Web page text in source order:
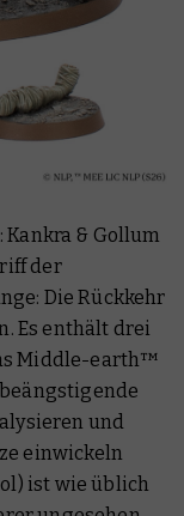
Kankra & Gollum
der
Die Rückkehr
Es enthält drei
Middle-earth™
und
einwickeln
ist wie üblich